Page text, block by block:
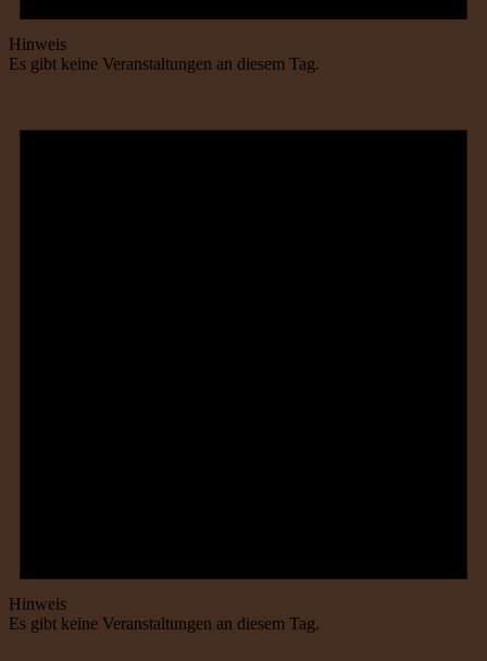
Hinweis
Es gibt keine Veranstaltungen an diesem Tag.
Hinweis
Es gibt keine Veranstaltungen an diesem Tag.